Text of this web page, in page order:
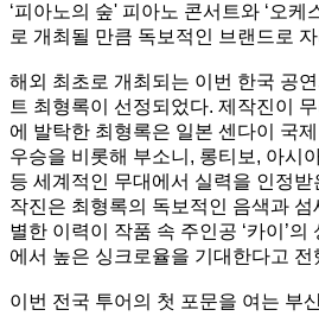
‘피아노의 숲' 피아노 콘서트와 ‘오케
로 개최될 만큼 독보적인 브랜드로
해외 최초로 개최되는 이번 한국 공
트 최형록이 선정되었다. 제작진이
에 발탁한 최형록은 일본 센다이 국
우승을 비롯해 부소니, 롱티보, 아시
등 세계적인 무대에서 실력을 인정
작진은 최형록의 독보적인 음색과
별한 이력이 작품 속 주인공 ‘카이’
에서 높은 싱크로율을 기대한다고 전
이번 전국 투어의 첫 포문을 여는 부